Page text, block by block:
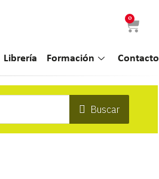
0
Librería Formación Contacto
Buscar